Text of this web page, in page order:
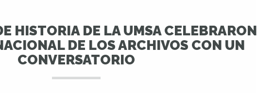
HISTORIA DE LA UMSA CELEBRARON
DE LOS ARCHIVOS CON UN
CONVERSATORIO